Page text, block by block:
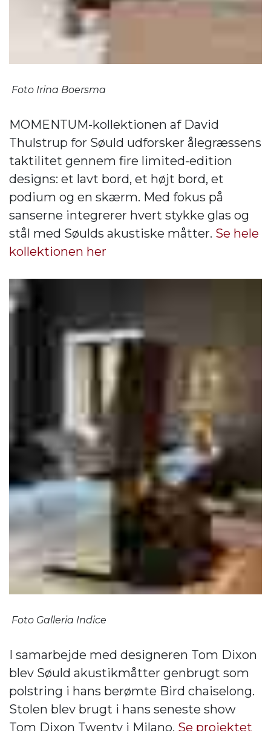
Foto Irina Boersma
MOMENTUM-kollektionen af ​​David
Thulstrup for Søuld udforsker ålegræssens
taktilitet gennem fire limited-edition
designs: et lavt bord, et højt bord, et
podium og en skærm. Med fokus på
sanserne integrerer hvert stykke glas og
stål med Søulds akustiske måtter. Se hele
kollektionen her
Foto Galleria Indice
I samarbejde med designeren Tom Dixon
blev Søuld akustikmåtter genbrugt som
polstring i hans berømte Bird chaiselong.
Stolen blev brugt i hans seneste show
Tom Dixon Twenty i Milano. Se projektet